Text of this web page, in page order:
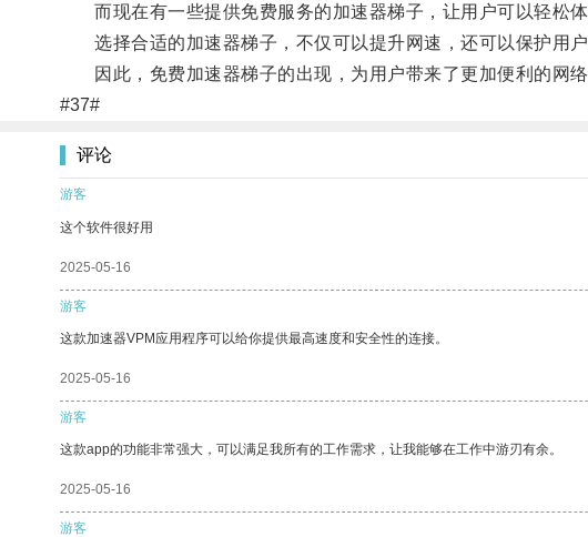
而现在有一些提供免费服务的加速器梯子，让用户可以轻松体
选择合适的加速器梯子，不仅可以提升网速，还可以保护用户
因此，免费加速器梯子的出现，为用户带来了更加便利的网络
#37#
评论
游客
这个软件很好用
2025-05-16
游客
这款加速器VPM应用程序可以给你提供最高速度和安全性的连接。
2025-05-16
游客
这款app的功能非常强大，可以满足我所有的工作需求，让我能够在工作中游刃有余。
2025-05-16
游客